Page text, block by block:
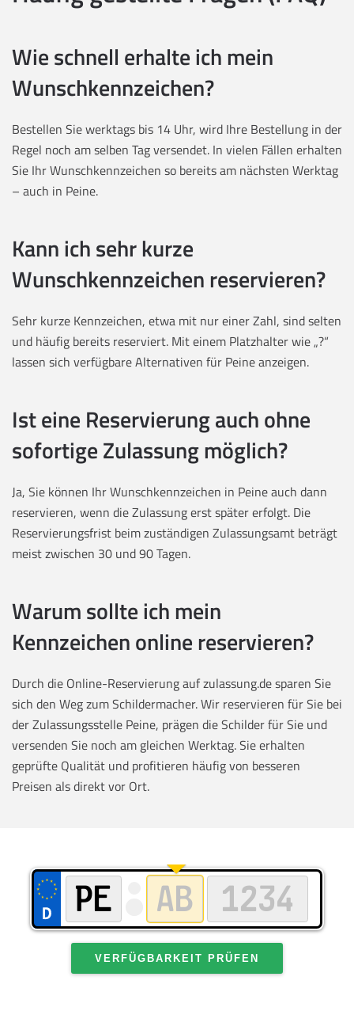
Wie schnell erhalte ich mein
Wunschkennzeichen?
Bestellen Sie werktags bis 14 Uhr, wird Ihre Bestellung in der
Regel noch am selben Tag versendet. In vielen Fällen erhalten
Sie Ihr Wunschkennzeichen so bereits am nächsten Werktag
– auch in Peine.
Kann ich sehr kurze
Wunschkennzeichen reservieren?
Sehr kurze Kennzeichen, etwa mit nur einer Zahl, sind selten
und häufig bereits reserviert. Mit einem Platzhalter wie „?“
lassen sich verfügbare Alternativen für Peine anzeigen.
Ist eine Reservierung auch ohne
sofortige Zulassung möglich?
Ja, Sie können Ihr Wunschkennzeichen in Peine auch dann
reservieren, wenn die Zulassung erst später erfolgt. Die
Reservierungsfrist beim zuständigen Zulassungsamt beträgt
meist zwischen 30 und 90 Tagen.
Warum sollte ich mein
Kennzeichen online reservieren?
Durch die Online-Reservierung auf zulassung.de sparen Sie
sich den Weg zum Schildermacher. Wir reservieren für Sie bei
der Zulassungsstelle Peine, prägen die Schilder für Sie und
versenden Sie noch am gleichen Werktag. Sie erhalten
geprüfte Qualität und profitieren häufig von besseren
Preisen als direkt vor Ort.
VERFÜGBARKEIT PRÜFEN